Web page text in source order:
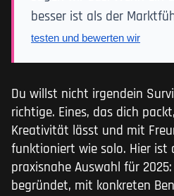
besser ist als der
testen und bewerten wir
Du willst nicht irgendein
richtige. Eines, das dich
Kreativität lässt und mit
funktioniert wie solo. Hier ist
praxisnahe Auswahl für
begründet, mit konkreten